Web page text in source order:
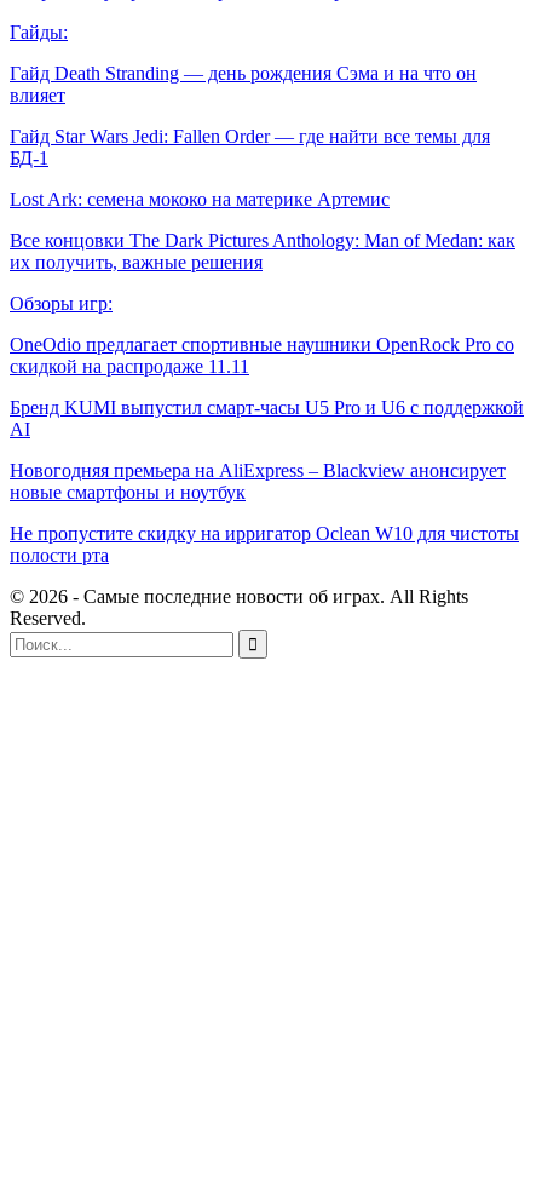
Гайды:
Гайд Death Stranding — день рождения Сэма и на что он
влияет
Гайд Star Wars Jedi: Fallen Order — где найти все темы для
БД-1
Lost Ark: cемена мококо на материке Артемис
Все концовки The Dark Pictures Anthology: Man of Medan: как
их получить, важные решения
Обзоры игр:
OneOdio предлагает спортивные наушники OpenRock Pro со
скидкой на распродаже 11.11
Бренд KUMI выпустил смарт-часы U5 Pro и U6 с поддержкой
AI
Новогодняя премьера на AliExpress – Blackview анонсирует
новые смартфоны и ноутбук
Не пропустите скидку на ирригатор Oclean W10 для чистоты
полости рта
© 2026 - Самые последние новости об играх. All Rights
Reserved.